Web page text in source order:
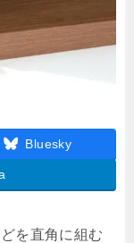
Bluesky
を直角に組む